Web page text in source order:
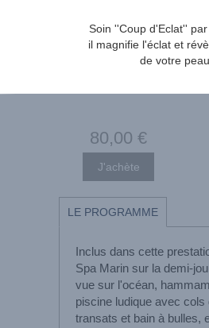
Soin ''Coup d'Eclat'' par
il magnifie l'éclat et
de votre peau.
80,00 €
LE PROGRAMME
Inclus dans cette
Spa Marin sur la demi-
vue sur l'océan,
piscine ludique avec cols
transats et bain à bulles,